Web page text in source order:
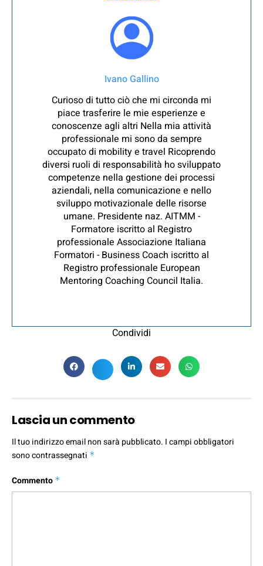
Ivano Gallino
Curioso di tutto ciò che mi circonda mi
piace trasferire le mie esperienze e
conoscenze agli altri Nella mia attività
professionale mi sono da sempre
occupato di mobility e travel Ricoprendo
diversi ruoli di responsabilità ho sviluppato
competenze nella gestione dei processi
aziendali, nella comunicazione e nello
sviluppo motivazionale delle risorse
umane. Presidente naz. AITMM -
Formatore iscritto al Registro
professionale Associazione Italiana
Formatori - Business Coach iscritto al
Registro professionale European
Mentoring Coaching Council Italia.
Condividi
Lascia un commento
Il tuo indirizzo email non sarà pubblicato. I campi obbligatori
sono contrassegnati *
Commento *